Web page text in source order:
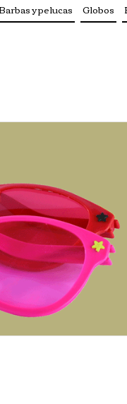
Barbas y pelucas Globos